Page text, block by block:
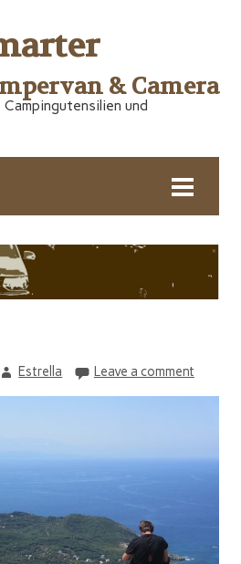
& Camera
und
Estrella Leave a comment